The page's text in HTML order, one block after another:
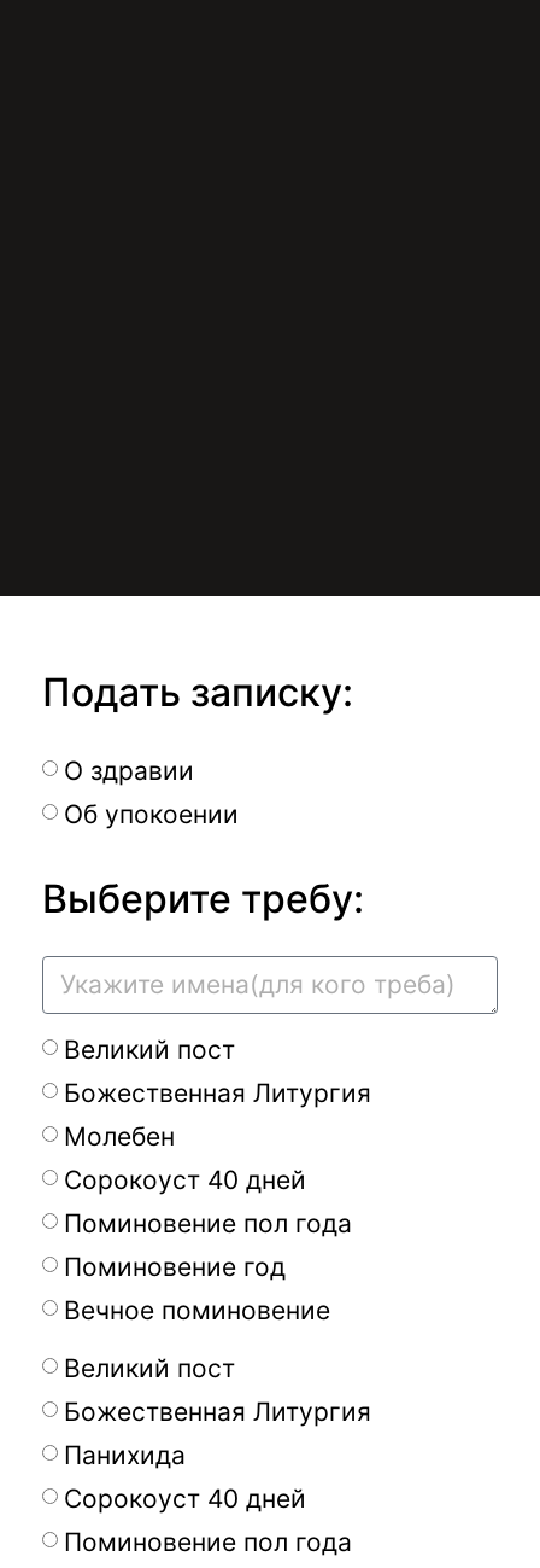
Подать записку:
О здравии
Об упокоении
Выберите требу:
Великий пост
Божественная Литургия
Молебен
Сорокоуст 40 дней
Поминовение пол года
Поминовение год
Вечное поминовение
Великий пост
Божественная Литургия
Панихида
Сорокоуст 40 дней
Поминовение пол года